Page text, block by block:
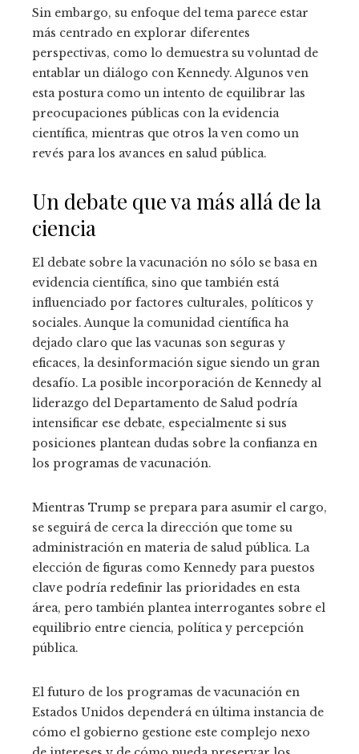
Sin embargo, su enfoque del tema parece estar
más centrado en explorar diferentes
perspectivas, como lo demuestra su voluntad de
entablar un diálogo con Kennedy. Algunos ven
esta postura como un intento de equilibrar las
preocupaciones públicas con la evidencia
científica, mientras que otros la ven como un
revés para los avances en salud pública.
Un debate que va más allá de la
ciencia
El debate sobre la vacunación no sólo se basa en
evidencia científica, sino que también está
influenciado por factores culturales, políticos y
sociales. Aunque la comunidad científica ha
dejado claro que las vacunas son seguras y
eficaces, la desinformación sigue siendo un gran
desafío. La posible incorporación de Kennedy al
liderazgo del Departamento de Salud podría
intensificar ese debate, especialmente si sus
posiciones plantean dudas sobre la confianza en
los programas de vacunación.
Mientras Trump se prepara para asumir el cargo,
se seguirá de cerca la dirección que tome su
administración en materia de salud pública. La
elección de figuras como Kennedy para puestos
clave podría redefinir las prioridades en esta
área, pero también plantea interrogantes sobre el
equilibrio entre ciencia, política y percepción
pública.
El futuro de los programas de vacunación en
Estados Unidos dependerá en última instancia de
cómo el gobierno gestione este complejo nexo